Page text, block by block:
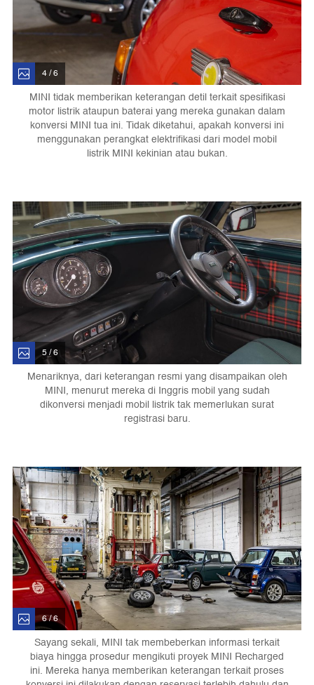
4 / 6
MINI tidak memberikan keterangan detil terkait spesifikasi
motor listrik ataupun baterai yang mereka gunakan dalam
konversi MINI tua ini. Tidak diketahui, apakah konversi ini
menggunakan perangkat elektrifikasi dari model mobil
listrik MINI kekinian atau bukan.
5 / 6
Menariknya, dari keterangan resmi yang disampaikan oleh
MINI, menurut mereka di Inggris mobil yang sudah
dikonversi menjadi mobil listrik tak memerlukan surat
registrasi baru.
6 / 6
Sayang sekali, MINI tak membeberkan informasi terkait
biaya hingga prosedur mengikuti proyek MINI Recharged
ini. Mereka hanya memberikan keterangan terkait proses